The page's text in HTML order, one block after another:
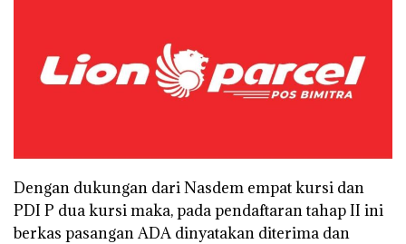
Dengan dukungan dari Nasdem empat kursi dan
PDI P dua kursi maka, pada pendaftaran tahap II ini
berkas pasangan ADA dinyatakan diterima dan